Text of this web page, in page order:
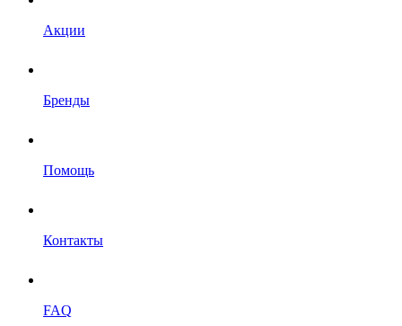
Акции
Бренды
Помощь
Контакты
FAQ